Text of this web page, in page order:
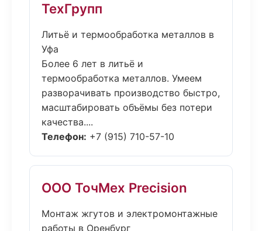
ТехГрупп
Литьё и термообработка металлов в
Уфа
Более 6 лет в литьё и
термообработка металлов. Умеем
разворачивать производство быстро,
масштабировать объёмы без потери
качества....
Телефон: +7 (915) 710-57-10
ООО ТочМех Precision
Монтаж жгутов и электромонтажные
работы в Оренбург